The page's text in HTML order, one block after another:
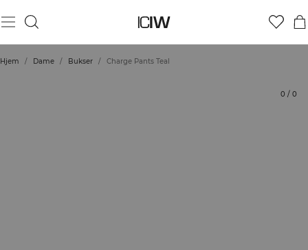
Hjem / Dame / Bukser / Charge Pants Teal
0 / 0